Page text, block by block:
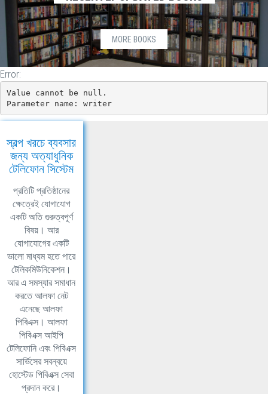
MORE BOOKS
Error:
Value cannot be null.
Parameter name: writer
স্বল্প খরচে ব্যবসার
জন্য অত্যাধুনিক
টেলিফোন সিস্টেম
প্রতিটি প্রতিষ্ঠানের
ক্ষেত্রেই যোগাযোগ
একটি অতি গুরুত্বপূর্ণ
বিষয়। আর
যোগাযোগের একটি
ভালো মাধ্যম হতে পারে
টেলিকমিউনিকেশন।
আর এ সমস্যার সমাধান
করতে আলফা নেট
এনেছে আলফা
পিবিএক্স। আলফা
পিবিএক্স আইপি
টেলিফোনি এবং পিবিএক্স
সার্ভিসের সবন্বয়ে
হোস্টেড পিবিএক্স সেবা
প্রদান করে।